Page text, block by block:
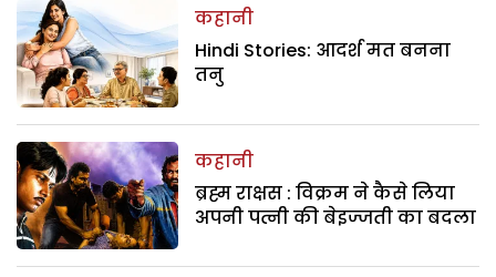
कहानी
Hindi Stories: आदर्श मत बनना
तनु
कहानी
ब्रह्म राक्षस : विक्रम ने कैसे लिया
अपनी पत्नी की बेइज्जती का बदला